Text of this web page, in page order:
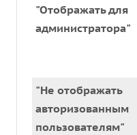
"Отображать для
администратора"
"Не отображать
авторизованным
пользователям"